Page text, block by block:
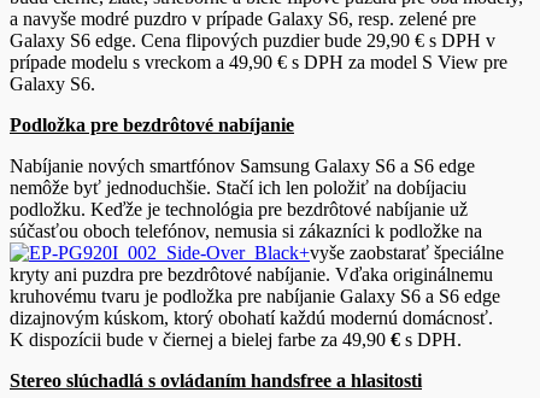
a navyše modré puzdro v prípade Galaxy S6, resp. zelené pre
Galaxy S6 edge. Cena flipových puzdier bude 29,90 € s DPH v
prípade modelu s vreckom a 49,90 € s DPH za model S View pre
Galaxy S6.
Podložka pre bezdrôtové nabíjanie
Nabíjanie nových smartfónov Samsung Galaxy S6 a S6 edge
nemôže byť jednoduchšie. Stačí ich len položiť na dobíjaciu
podložku. Keďže je technológia pre bezdrôtové nabíjanie už
súčasťou oboch telefónov, nemusia si zákazníci k podložke na
vyše zaobstarať špeciálne
kryty ani puzdra pre bezdrôtové nabíjanie. Vďaka originálnemu
kruhovému tvaru je podložka pre nabíjanie Galaxy S6 a S6 edge
dizajnovým kúskom, ktorý obohatí každú modernú domácnosť.
K dispozícii bude v čiernej a bielej farbe za 49,90 € s DPH.
Stereo slúchadlá s ovládaním handsfree a hlasitosti